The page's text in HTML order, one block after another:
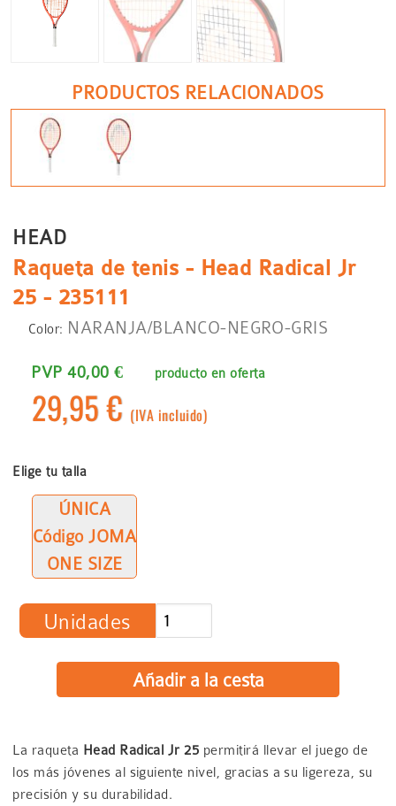
PRODUCTOS RELACIONADOS
HEAD
Raqueta de tenis - Head Radical Jr
25 - 235111
Color: NARANJA/BLANCO-NEGRO-GRIS
PVP 40,00 € producto en oferta
29,95 € (IVA incluido)
Elige tu talla
ÚNICA
Código JOMA
ONE SIZE
Unidades
La raqueta Head Radical Jr 25 permitirá llevar el juego de
los más jóvenes al siguiente nivel, gracias a su ligereza, su
precisión y su durabilidad.